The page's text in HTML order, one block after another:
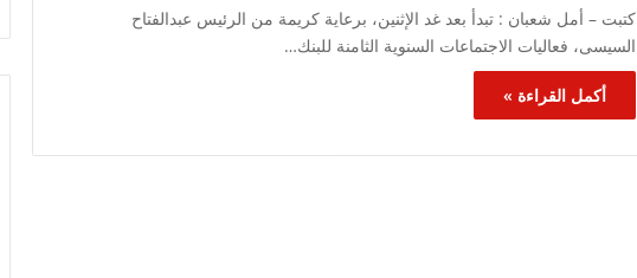
كتبت – أمل شعبان : تبدأ بعد غد الإثنين، برعاية كريمة من الرئيس عبدالفتاح
السيسى، فعاليات الاجتماعات السنوية الثامنة للبنك…
أكمل القراءة »